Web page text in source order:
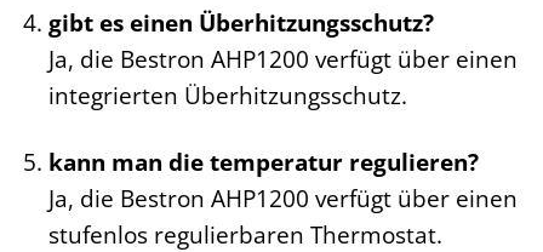
gibt es einen Überhitzungsschutz?
Ja, die Bestron AHP1200 verfügt über einen
integrierten Überhitzungsschutz.
kann man die temperatur regulieren?
Ja, die Bestron AHP1200 verfügt über einen
stufenlos regulierbaren Thermostat.